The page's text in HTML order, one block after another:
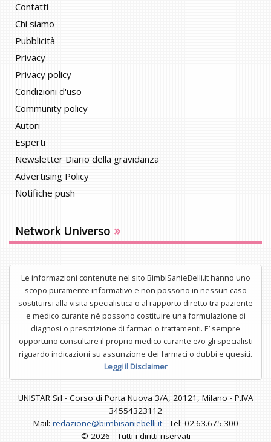
Contatti
Chi siamo
Pubblicità
Privacy
Privacy policy
Condizioni d'uso
Community policy
Autori
Esperti
Newsletter Diario della gravidanza
Advertising Policy
Notifiche push
Network Universo »
Le informazioni contenute nel sito BimbiSanieBelli.it hanno uno
scopo puramente informativo e non possono in nessun caso
sostituirsi alla visita specialistica o al rapporto diretto tra paziente
e medico curante né possono costituire una formulazione di
diagnosi o prescrizione di farmaci o trattamenti. E’ sempre
opportuno consultare il proprio medico curante e/o gli specialisti
riguardo indicazioni su assunzione dei farmaci o dubbi e quesiti.
Leggi il Disclaimer
UNISTAR Srl - Corso di Porta Nuova 3/A, 20121, Milano - P.IVA
34554323112
Mail: redazione@bimbisaniebelli.it- Tel: 02.63.675.300
© 2026 - Tutti i diritti riservati